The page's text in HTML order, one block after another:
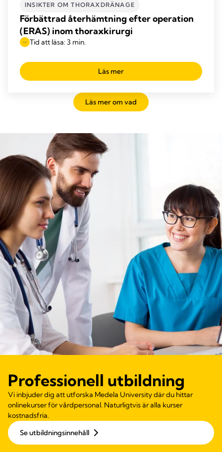
INSIKTER OM THORAXDRÄNAGE
Förbättrad återhämtning efter operation
(ERAS) inom thoraxkirurgi
Tid att läsa: 3 min.
Läs mer
Läs mer om vad
Professionell utbildning
Vi inbjuder dig att utforska Medela University där du hittar
onlinekurser för vårdpersonal. Naturligtvis är alla kurser
kostnadsfria.
Se utbildningsinnehåll